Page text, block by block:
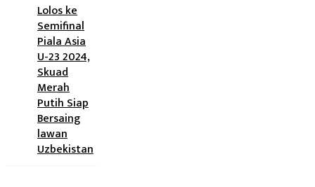
Lolos ke
Semifinal
Piala Asia
U-23 2024,
Skuad
Merah
Putih Siap
Bersaing
lawan
Uzbekistan